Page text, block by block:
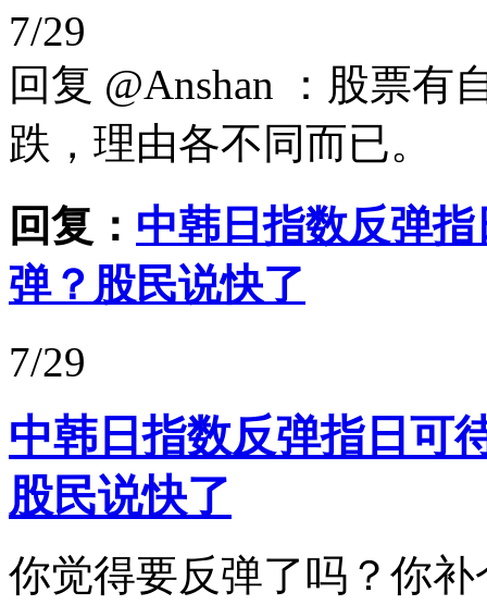
7/29
回复 @Anshan ：股票
跌，理由各不同而已。
回复： 中韩日指数反弹
弹？股民说快了
7/29
中韩日指数反弹指日可
股民说快了
你觉得要反弹了吗？你